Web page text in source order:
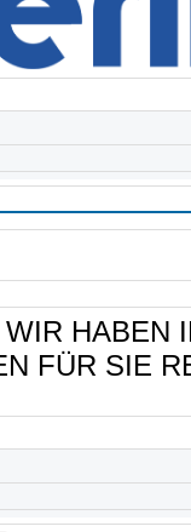
HABEN
FÜR SIE